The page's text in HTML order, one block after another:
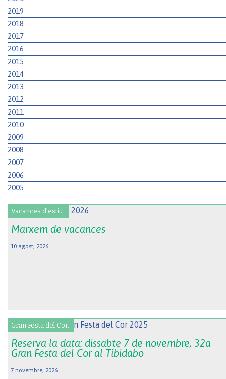
2019
2018
2017
2016
2015
2014
2013
2012
2011
2010
2009
2008
2007
2006
2005
Vacances d'estiu.
Marxem de vacances
10 agost, 2026
Gran Festa del Cor.
Reserva la data: dissabte 7 de novembre, 32a
Gran Festa del Cor al Tibidabo
7 novembre, 2026